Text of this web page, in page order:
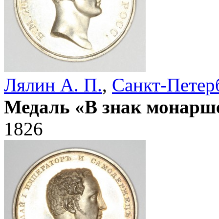
Лялин А. П., Санкт-
Медаль «В знак
1826